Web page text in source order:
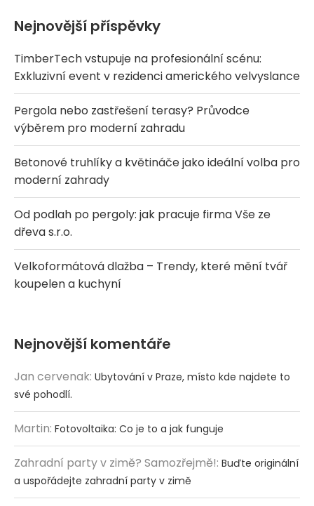
Nejnovější příspěvky
TimberTech vstupuje na profesionální scénu:
Exkluzivní event v rezidenci amerického velvyslance
Pergola nebo zastřešení terasy? Průvodce
výběrem pro moderní zahradu
Betonové truhlíky a květináče jako ideální volba pro
moderní zahrady
Od podlah po pergoly: jak pracuje firma Vše ze
dřeva s.r.o.
Velkoformátová dlažba – Trendy, které mění tvář
koupelen a kuchyní
Nejnovější komentáře
Jan cervenak: Ubytování v Praze, místo kde najdete to
své pohodlí.
Martin: Fotovoltaika: Co je to a jak funguje
Zahradní party v zimě? Samozřejmě!: Buďte originální
a uspořádejte zahradní party v zimě